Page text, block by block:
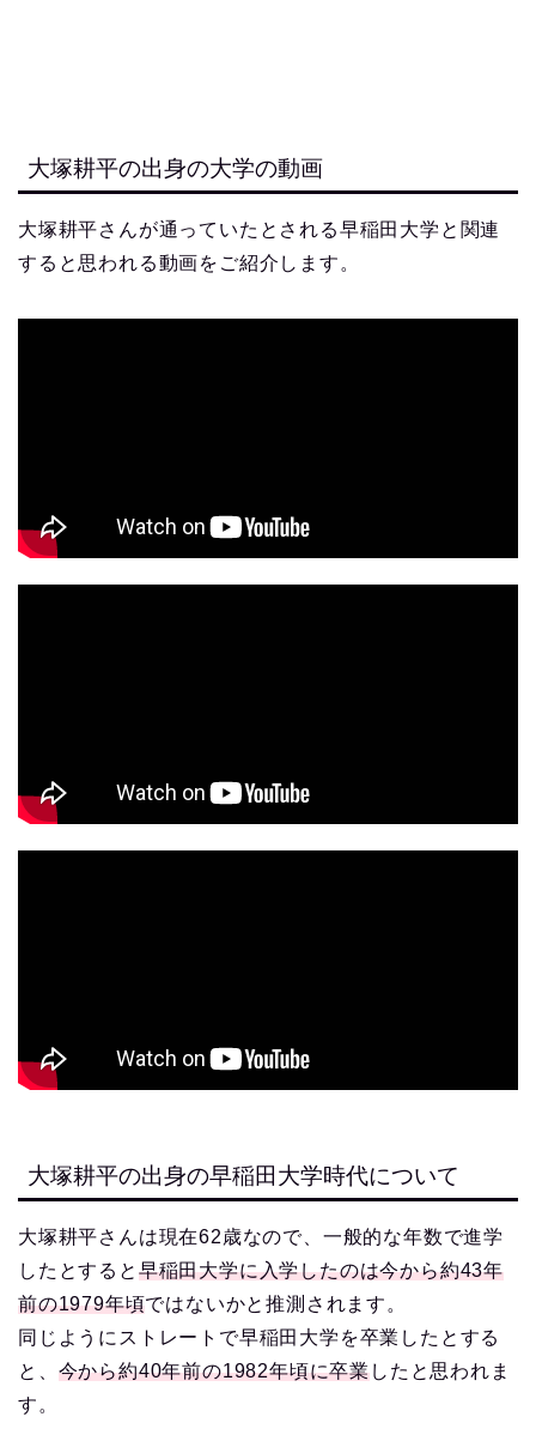
大塚耕平の出身の大学の動画
大塚耕平さんが通っていたとされる早稲田大学と関連
すると思われる動画をご紹介します。
大塚耕平の出身の早稲田大学時代について
大塚耕平さんは現在62歳なので、一般的な年数で進学
したとすると 早稲田大学に入学したのは今から約43年
前の1979年頃ではないかと推測されます。
同じようにストレートで早稲田大学を卒業したとする
と、 今から約40年前の1982年頃に卒業したと思われま
す。